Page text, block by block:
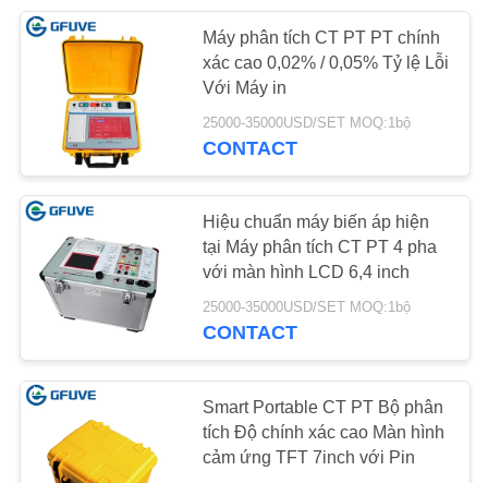
Máy phân tích CT PT PT chính
xác cao 0,02% / 0,05% Tỷ lệ Lỗi
Với Máy in
25000-35000USD/SET MOQ:1bộ
CONTACT
Hiệu chuẩn máy biến áp hiện
tại Máy phân tích CT PT 4 pha
với màn hình LCD 6,4 inch
25000-35000USD/SET MOQ:1bộ
CONTACT
Smart Portable CT PT Bộ phân
tích Độ chính xác cao Màn hình
cảm ứng TFT 7inch với Pin